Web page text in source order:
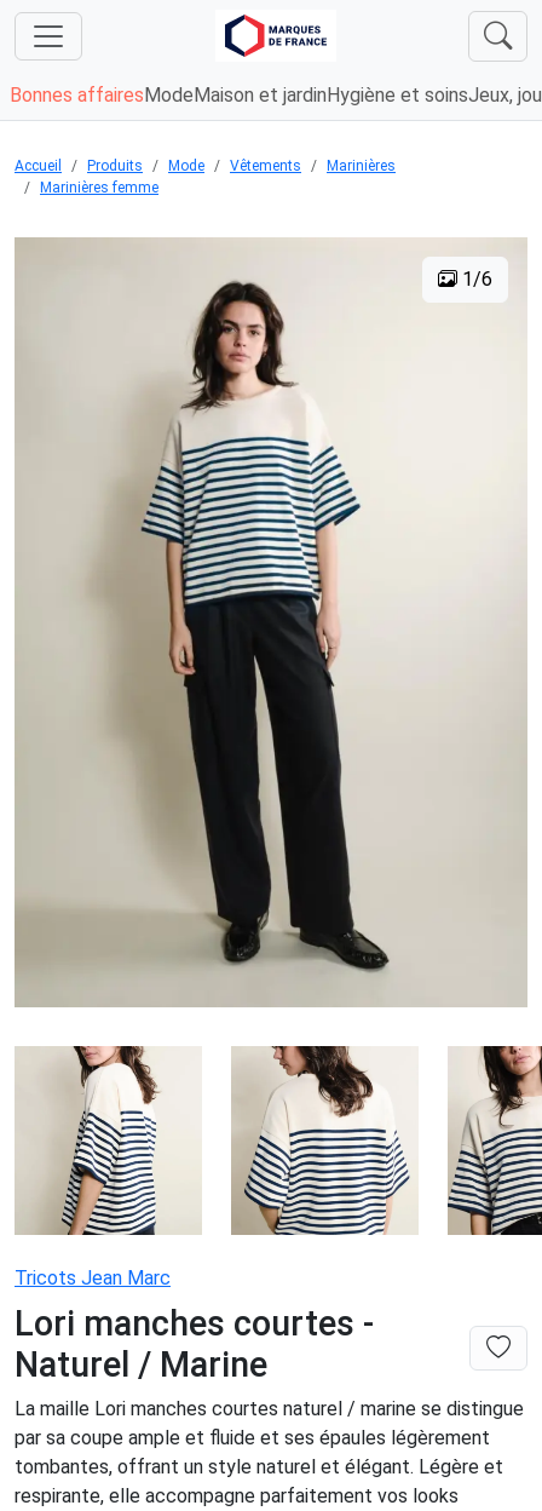
Bonnes affaires Mode Maison et jardin Hygiène et soinsJeux,
Accueil Produits Mode Vêtements
Marinières
Marinières femme
1/6
Tricots Jean Marc
Lori manches courtes -
Naturel / Marine
La maille Lori manches courtes naturel / marine se distingue
par sa coupe ample et fluide et ses épaules légèrement
tombantes, offrant un style naturel et élégant. Légère et
respirante, elle accompagne parfaitement vos looks